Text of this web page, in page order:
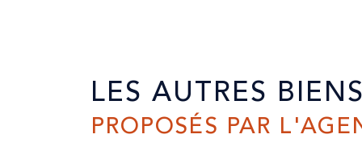
LES AUTRES BIENS
PROPOSÉS PAR